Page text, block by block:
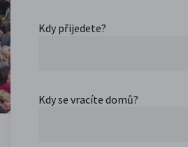
Kdy přijedete?
Kdy se vracíte domů?